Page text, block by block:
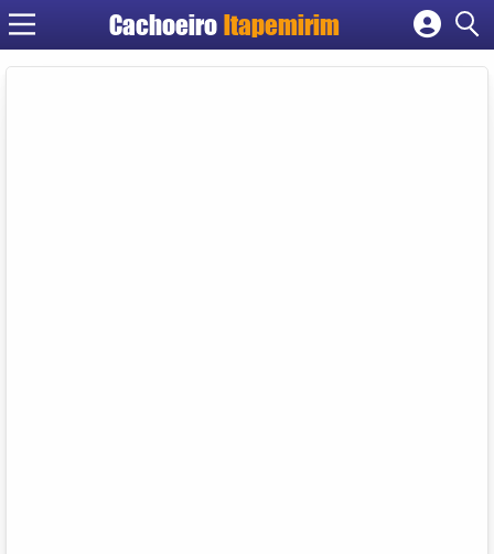
Cachoeiro Itapemirim
Cadastrar empresa